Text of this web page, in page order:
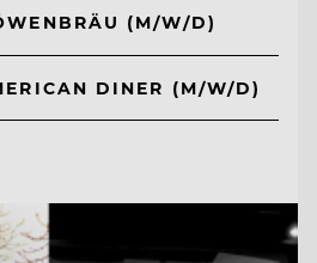
(M/W/D)
DINER (M/W/D)